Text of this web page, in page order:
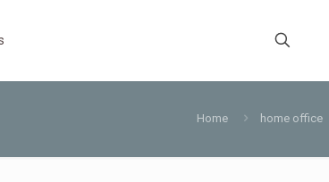
Home home office